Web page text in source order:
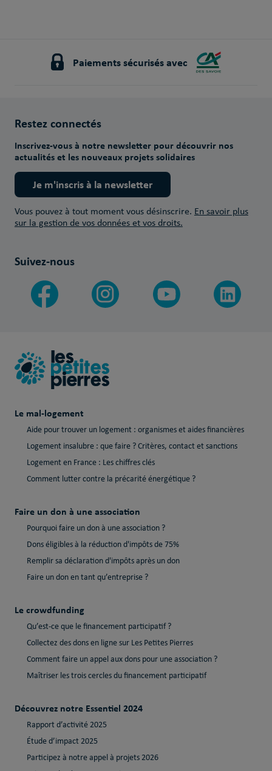
Paiements sécurisés avec
Restez connectés
Inscrivez-vous à notre newsletter pour découvrir nos
actualités et les nouveaux projets solidaires
Je m'inscris à la newsletter
Vous pouvez à tout moment vous désinscrire. En savoir plus
sur la gestion de vos données et vos droits.
Suivez-nous
Le mal-logement
Aide pour trouver un logement : organismes et aides financières
Logement insalubre : que faire ? Critères, contact et sanctions
Logement en France : Les chiffres clés
Comment lutter contre la précarité énergétique ?
Faire un don à une association
Pourquoi faire un don à une association ?
Dons éligibles à la réduction d'impôts de 75%
Remplir sa déclaration d'impôts après un don
Faire un don en tant qu’entreprise ?
Le crowdfunding
Qu’est-ce que le financement participatif ?
Collectez des dons en ligne sur Les Petites Pierres
Comment faire un appel aux dons pour une association ?
Maîtriser les trois cercles du financement participatif
Découvrez notre Essentiel 2024
Rapport d’activité 2025
Étude d’impact 2025
Participez à notre appel à projets 2026